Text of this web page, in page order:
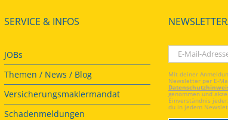
SERVICE & INFOS
JOBs
Themen / News / Blog
Versicherungsmaklermandat
Schadenmeldungen
Mit deiner
Newsletter per E-
genommen und
Einverständnis
du in jedem